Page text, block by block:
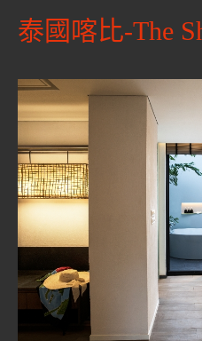
泰國喀比-The